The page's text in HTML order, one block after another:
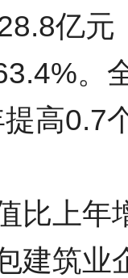
亿
。
高0.7
比上年
建筑业